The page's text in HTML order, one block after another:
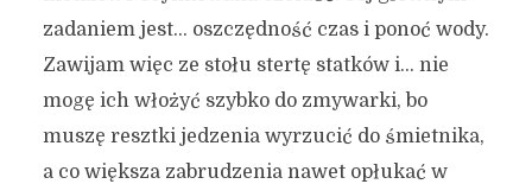
zadaniem jest… oszczędność czas i ponoć wody.
Zawijam więc ze stołu stertę statków i… nie
mogę ich włożyć szybko do zmywarki, bo
muszę resztki jedzenia wyrzucić do śmietnika,
a co większa zabrudzenia nawet opłukać w